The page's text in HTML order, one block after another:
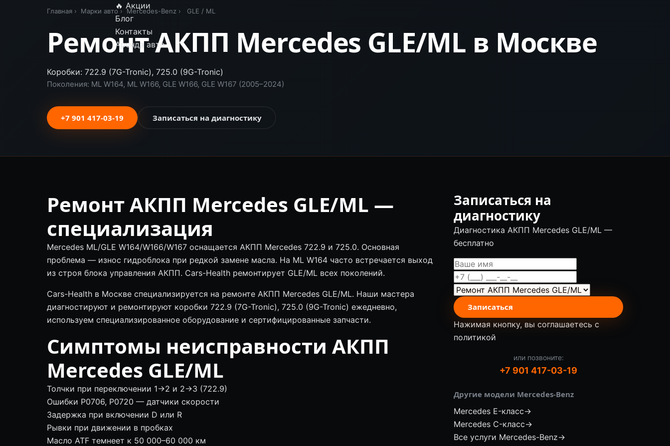
🔥 Акции
Блог
Контакты
Аренда авто
Главная › Марки авто › Mercedes-Benz › GLE / ML
Ремонт АКПП Mercedes GLE/ML в Москве
Коробки: 722.9 (7G-Tronic), 725.0 (9G-Tronic)
Поколения: ML W164, ML W166, GLE W166, GLE W167 (2005–2024)
+7 901 417-03-19 Записаться на диагностику
Ремонт АКПП Mercedes GLE/ML —
специализация
Mercedes ML/GLE W164/W166/W167 оснащается АКПП Mercedes 722.9 и 725.0. Основная
проблема — износ гидроблока при редкой замене масла. На ML W164 часто встречается выход
из строя блока управления АКПП. Cars-Health ремонтирует GLE/ML всех поколений.
Cars-Health в Москве специализируется на ремонте АКПП Mercedes GLE/ML. Наши мастера
диагностируют и ремонтируют коробки 722.9 (7G-Tronic), 725.0 (9G-Tronic) ежедневно,
используем специализированное оборудование и сертифицированные запчасти.
Симптомы неисправности АКПП
Mercedes GLE/ML
Толчки при переключении 1→2 и 2→3 (722.9)
Ошибки P0706, P0720 — датчики скорости
Задержка при включении D или R
Рывки при движении в пробках
Масло ATF темнеет к 50 000–60 000 км
Записаться на
диагностику
Диагностика АКПП Mercedes GLE/ML —
бесплатно
Записаться
Нажимая кнопку, вы соглашаетесь с
политикой
или позвоните:
+7 901 417-03-19
Другие модели Mercedes-Benz
Mercedes E-класс→
Mercedes C-класс→
Все услуги Mercedes-Benz→